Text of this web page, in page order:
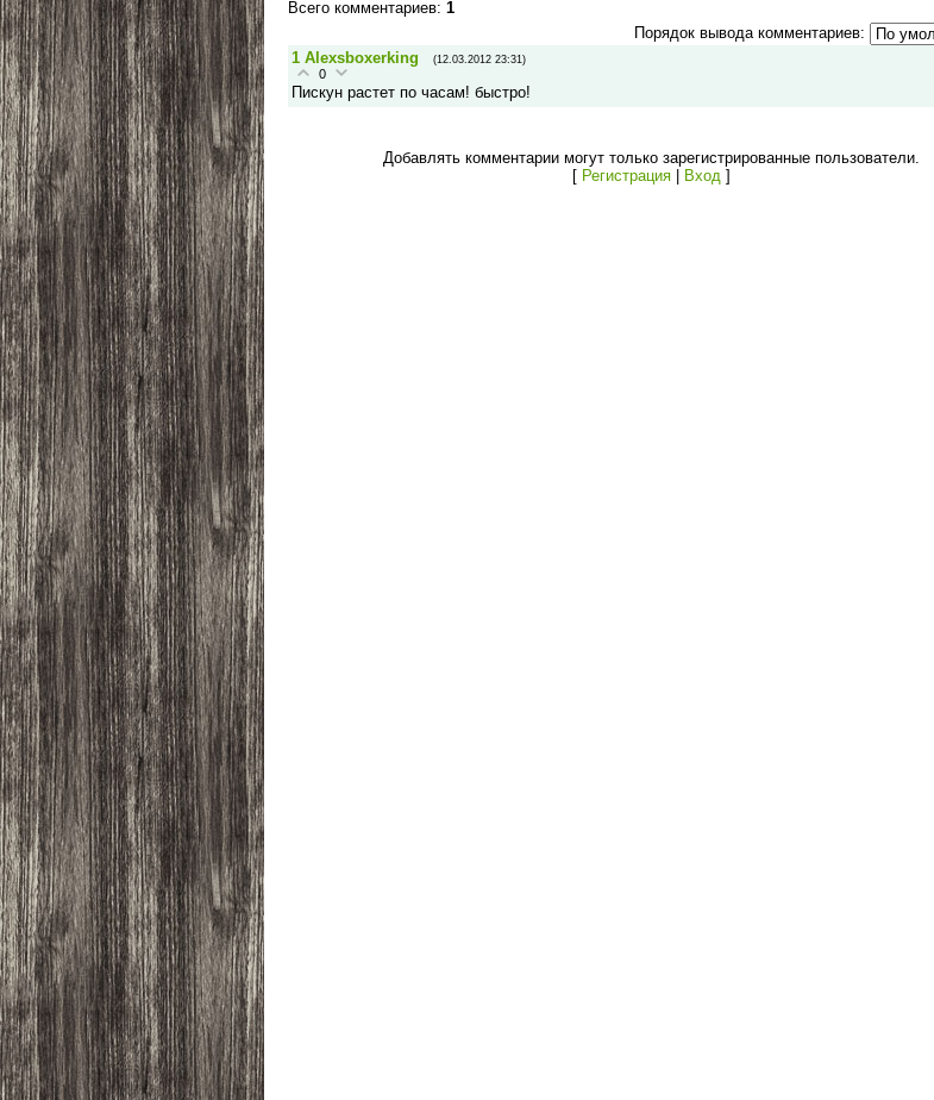
Всего комментариев: 1
Порядок вывода комментариев:
1 Alexsboxerking (12.03.2012 23:31)
0
Пискун растет по часам! быстро!
Добавлять комментарии могут только зарегистрированные пользователи.
[ Регистрация| Вход]